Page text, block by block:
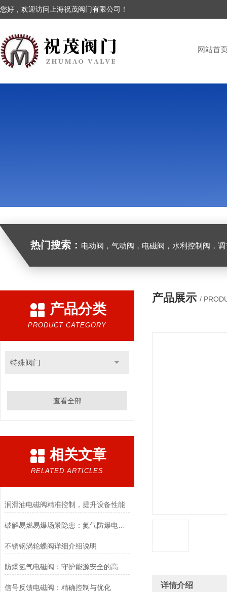
您好，欢迎访问上海祝茂阀门有限公司！
网站首
热门搜索： 电动阀，气动阀，电磁阀，水利控制阀，调节
产品分类
PRODUCT CATEGORY
特殊阀门
查看全部
相关文章
RELATED ARTICLES
润滑油电磁阀精准控制，提升设备性能
破解易燃易爆场景隐患：氮气防爆电磁阀的安全适配优化方案
不锈钢涡轮蝶阀详细介绍说明
信号反馈电磁阀：精确控制与优化
产品展示 /
详情介绍